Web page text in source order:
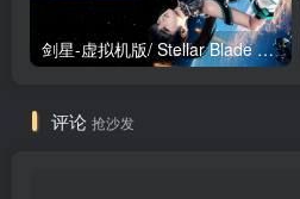
剑星-虚拟机版/ Stellar Blade v1.4.1|Build.19963153 终极版新补丁 送修改器 免安装中文版
评论 抢沙发